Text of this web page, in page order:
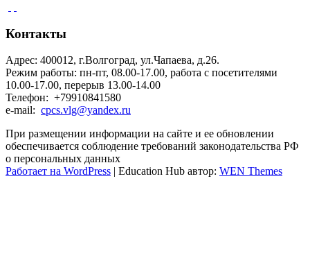
Контакты
Адрес: 400012, г.Волгоград, ул.Чапаева, д.26.
Режим работы: пн-пт, 08.00-17.00, работа с посетителями
10.00-17.00, перерыв 13.00-14.00
Телефон: +79910841580
e-mail: cpcs.vlg@yandex.ru
При размещении информации на сайте и ее обновлении
обеспечивается соблюдение требований законодательства РФ
о персональных данных
Работает на WordPress | Education Hub автор: WEN Themes